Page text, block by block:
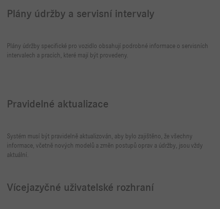
Plány údržby a servisní intervaly
Plány údržby specifické pro vozidlo obsahují podrobné informace o servisních
intervalech a pracích, které mají být provedeny.
Pravidelné aktualizace
Systém musí být pravidelně aktualizován, aby bylo zajištěno, že všechny
informace, včetně nových modelů a změn postupů oprav a údržby, jsou vždy
aktuální.
Vícejazyčné uživatelské rozhraní